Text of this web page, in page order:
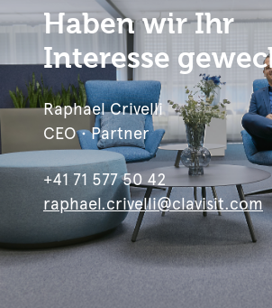
Haben wir Ihr
Interesse
Raphael Crivelli
CEO • Partner
+41 71 577 50 42
raphael.crivelli@clavisit.com